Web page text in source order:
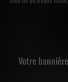
Votre